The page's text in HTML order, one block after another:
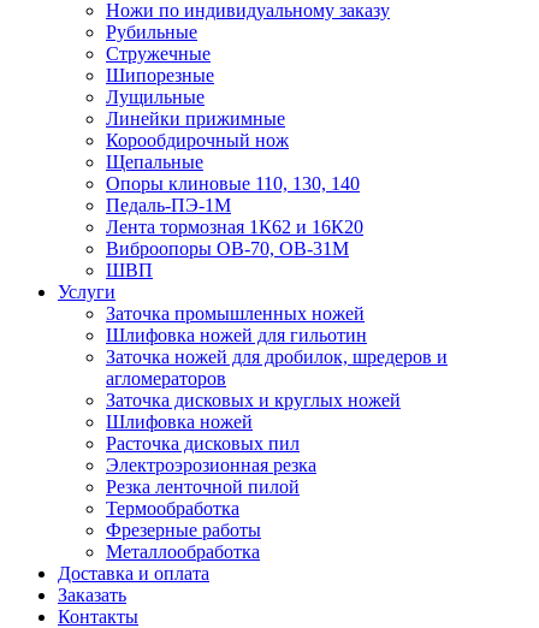
Ножи по индивидуальному заказу
Рубильные
Стружечные
Шипорезные
Лущильные
Линейки прижимные
Корообдирочный нож
Щепальные
Опоры клиновые 110, 130, 140
Педаль-ПЭ-1М
Лента тормозная 1К62 и 16К20
Виброопоры OB-70, OB-31M
ШВП
Услуги
Заточка промышленных ножей
Шлифовка ножей для гильотин
Заточка ножей для дробилок, шредеров и
агломераторов
Заточка дисковых и круглых ножей
Шлифовка ножей
Расточка дисковых пил
Электроэрозионная резка
Резка ленточной пилой
Термообработка
Фрезерные работы
Металлообработка
Доставка и оплата
Заказать
Контакты